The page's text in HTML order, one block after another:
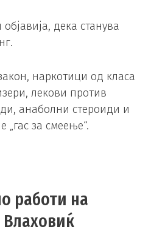
дека станува
наркотици од класа
лекови против
анаболни стероиди и
„гас за смеење“.
работи на